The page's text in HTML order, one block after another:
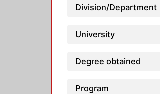
Division/Department
University
Degree obtained
Program